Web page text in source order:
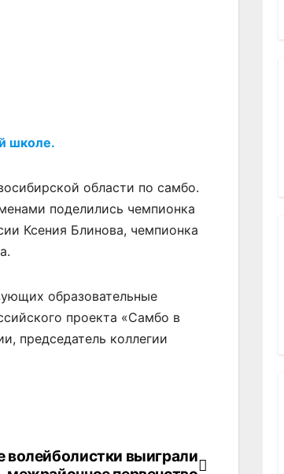
школе.
области по самбо.
поделились чемпионка
Ксения Блинова, чемпионка
образовательные
проекта «Самбо в
председатель коллегии
волейболистки выиграли